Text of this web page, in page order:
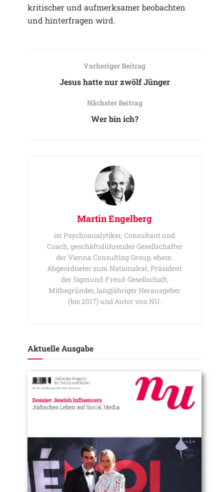
kritischer und aufmerksamer beobachten
und hinterfragen wird.
Vorheriger Beitrag
Jesus hatte nur zwölf Jünger
Nächster Beitrag
Wer bin ich?
Martin Engelberg
ist Psychoanalytiker, Consultant und
Coach, geschäftsführender Gesellschafter
der Vienna Consulting Group, ehem.
Abgeordneter zum Nationalrat, Präsident
der Sigmund-Freud-Gesellschaft,
Mitbegründer, langjähriger Herausgeber
(bis 2017) und Autor von NU.
Aktuelle Ausgabe​